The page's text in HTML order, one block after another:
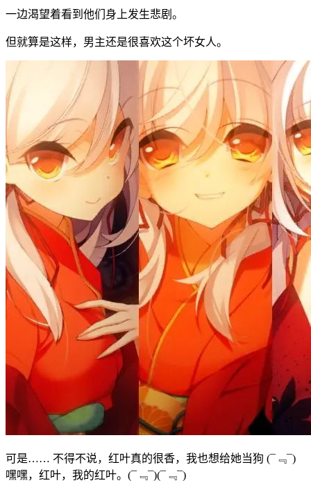
一边渴望着看到他们身上发生悲剧。
但就算是这样，男主还是很喜欢这个坏女人。
可是…… 不得不说，红叶真的很香，我也想给她当狗 (¯﹃¯)
嘿嘿，红叶，我的红叶。(¯﹃¯)(¯﹃¯)